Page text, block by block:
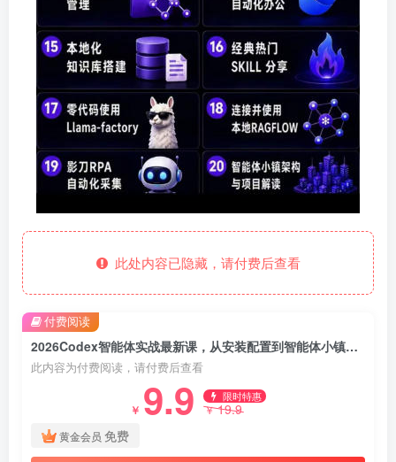
此处内容已隐藏，请付费后查看
2026Codex智能体实战最新课，从安装配置到智能体小镇架构，涵盖视频创作/数字人/办公提效全技能
此内容为付费阅读，请付费后查看
￥ 9.9 限时特惠
￥19.9
黄金会员 免费
付费阅读